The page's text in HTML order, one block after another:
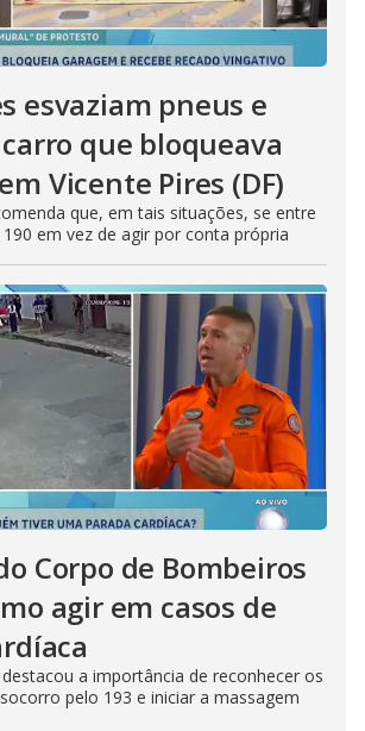
esvaziam pneus e
que bloqueava
Vicente Pires (DF)
que, em tais situações, se entre
em vez de agir por conta própria
Corpo de Bombeiros
agir em casos de
a importância de reconhecer os
pelo 193 e iniciar a massagem